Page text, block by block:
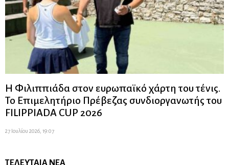
Η Φιλιππιάδα στον ευρωπαϊκό χάρτη του τένις.
Το Επιμελητήριο Πρέβεζας συνδιοργανωτής του
FILIPPIADA CUP 2026
27 Ιουλίου 2026, 19:07
ΤΕΛΕΥΤΑΊΑ ΝΈΑ